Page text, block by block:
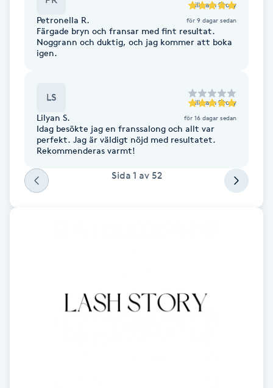
Fotvård
Fransborttagning
Fransfärgning
Fransförlängning
till Lash Story
Petronella R. för 9 dagar sedan
Färgade bryn och fransar med fint resultat.
Noggrann och duktig, och jag kommer att boka
igen.
LS till Lash Story
Lilyan S. för 16 dagar sedan
Idag besökte jag en franssalong och allt var
perfekt. Jag är väldigt nöjd med resultatet.
Rekommenderas varmt!
Sida 1 av 52